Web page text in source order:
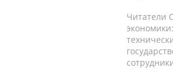
Читатели